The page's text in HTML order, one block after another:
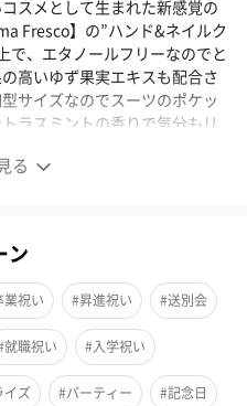
る
スメとして生まれた新感覚の
Fresco】の”ハンド&ネイルク
で、エタノールフリーなのでと
高いゆず果実エキスも配合さ
サイズなのでスーツのポケッ
ラスミントの香りで気分もリ
、肌タイプを問わないコスメ
コンセプトを元につくられて
ン
業祝い #昇進祝い #送別会
就職祝い #入学祝い
イズ #パーティー #記念日